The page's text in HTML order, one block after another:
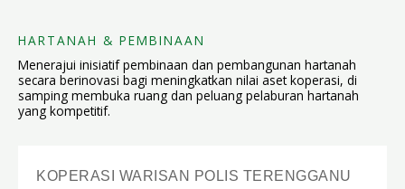
HARTANAH & PEMBINAAN
Menerajui inisiatif pembinaan dan pembangunan hartanah
secara berinovasi bagi meningkatkan nilai aset koperasi, di
samping membuka ruang dan peluang pelaburan hartanah
yang kompetitif.
KOPERASI WARISAN POLIS TERENGGANU